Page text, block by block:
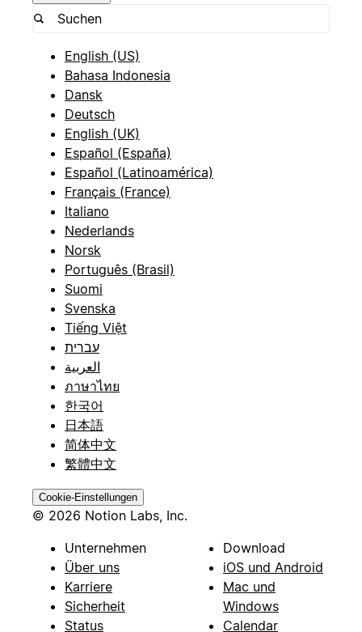
English (US)
Bahasa Indonesia
Dansk
Deutsch
English (UK)
Español (España)
Español (Latinoamérica)
Français (France)
Italiano
Nederlands
Norsk
Português (Brasil)
Suomi
Svenska
Tiếng Việt
עברית
العربية
ภาษาไทย
한국어
日本語
简体中文
繁體中文
Cookie-Einstellungen
© 2026 Notion Labs, Inc.
Unternehmen
Über uns
Karriere
Sicherheit
Status
Download
iOS und Android
Mac und
Windows
Calendar